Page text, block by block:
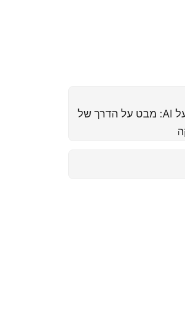
ההימור של Nvidia על AI: מבט על הדרך של